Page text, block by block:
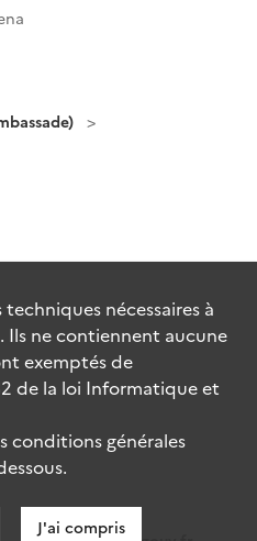
techniques nécessaires à
ne contiennent aucune
exemptés de
de la loi Informatique et
conditions générales
J'ai compris